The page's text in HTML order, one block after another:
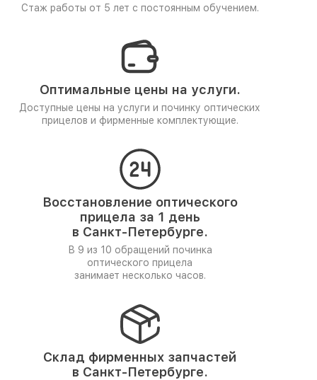
Стаж работы от 5 лет с постоянным обучением.
Оптимальные цены на услуги.
Доступные цены на услуги и починку оптических
прицелов и фирменные комплектующие.
Восстановление оптического
прицела за 1 день
в Санкт-Петербурге.
В 9 из 10 обращений починка
оптического прицела
занимает несколько часов.
Склад фирменных запчастей
в Санкт-Петербурге.